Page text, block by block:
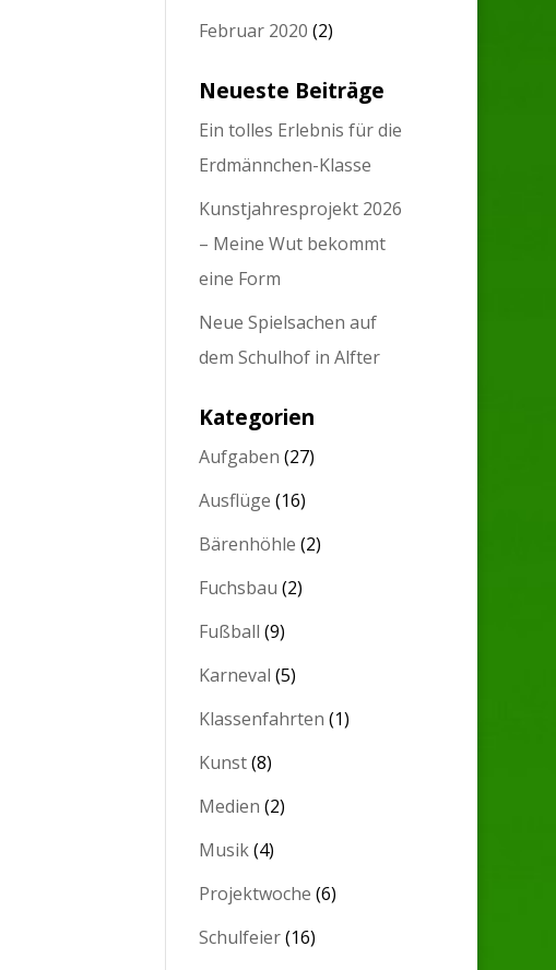
Februar 2020 (2)
Neueste Beiträge
Ein tolles Erlebnis für die
Erdmännchen-Klasse
Kunstjahresprojekt 2026
– Meine Wut bekommt
eine Form
Neue Spielsachen auf
dem Schulhof in Alfter
Kategorien
Aufgaben (27)
Ausflüge (16)
Bärenhöhle (2)
Fuchsbau (2)
Fußball (9)
Karneval (5)
Klassenfahrten (1)
Kunst(8)
Medien (2)
Musik(4)
Projektwoche (6)
Schulfeier(16)